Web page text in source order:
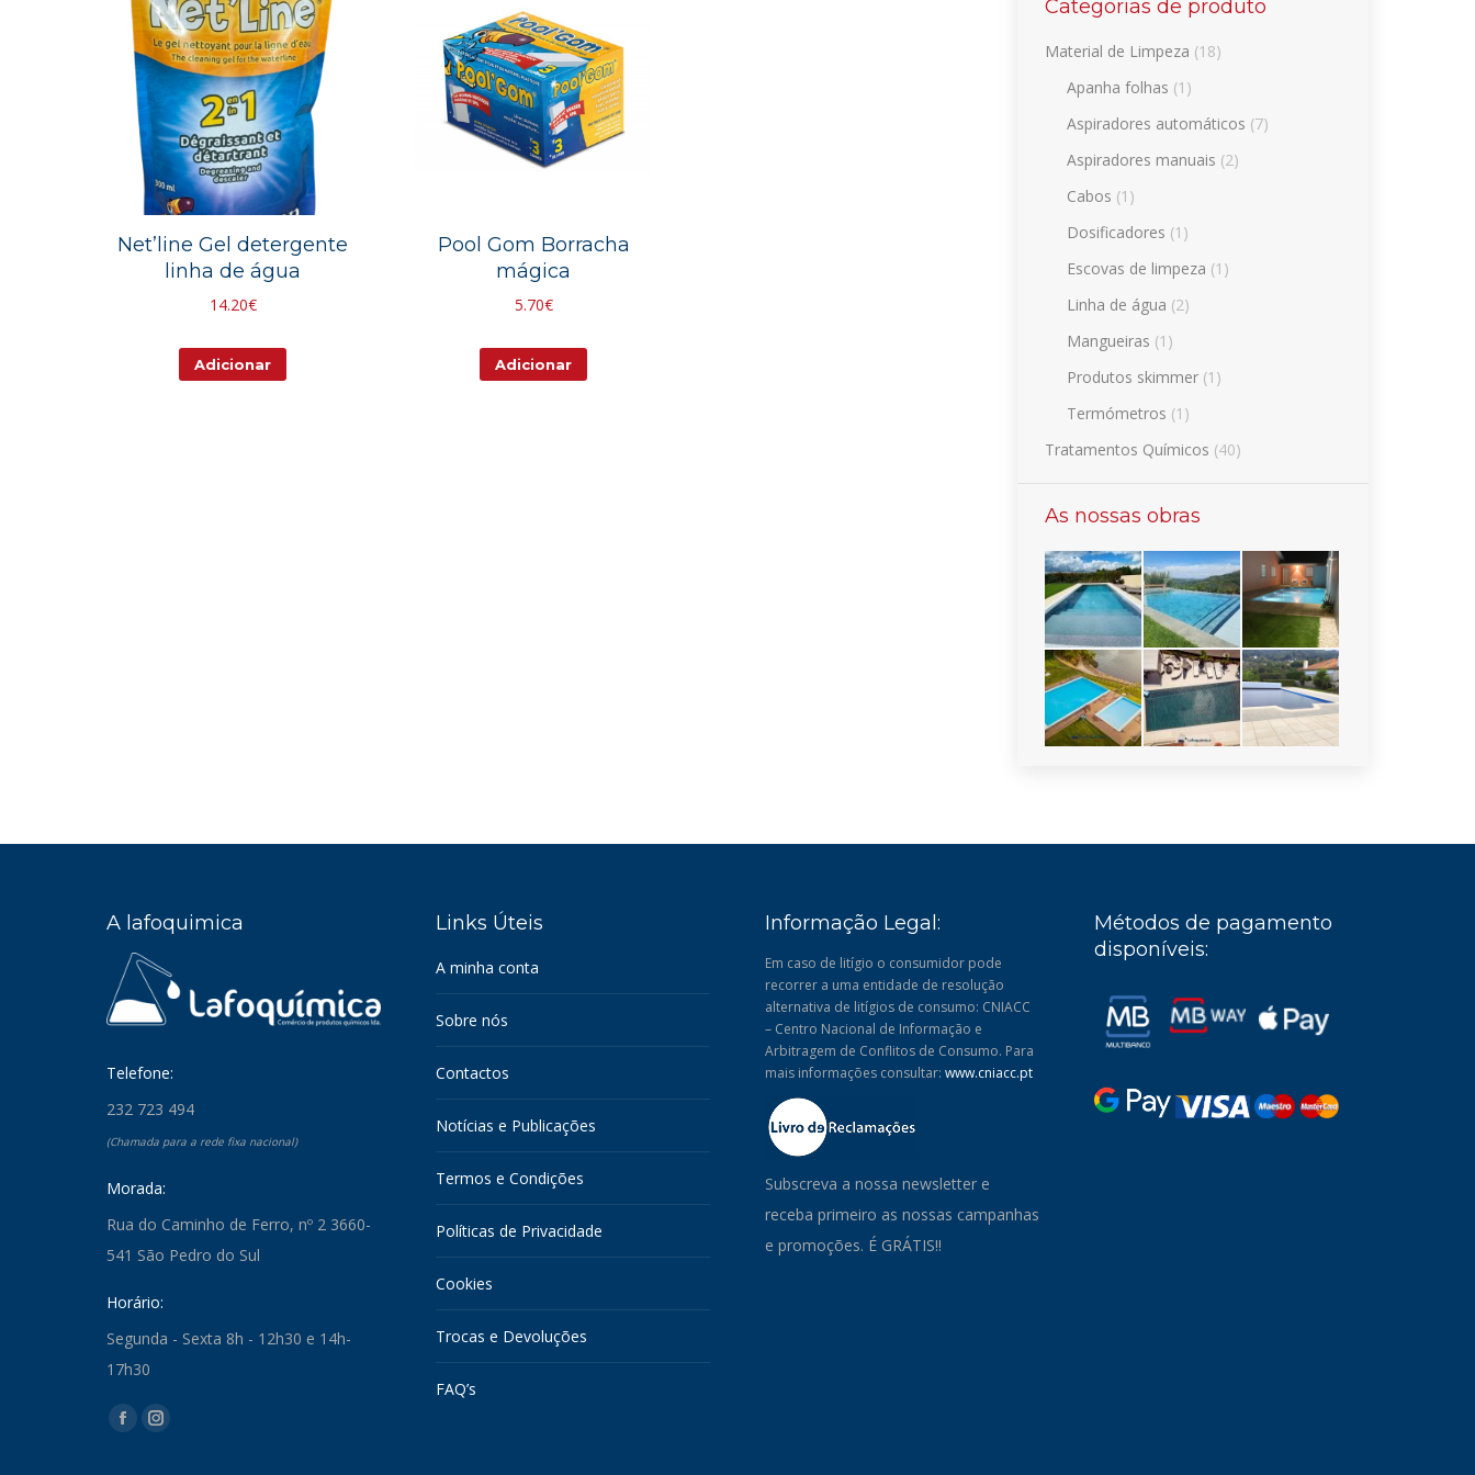
Net’line Gel detergente
linha de água
14.20€
Adicionar
Pool Gom Borracha
mágica
5.70€
Adicionar
Categorias de produto
Material de Limpeza (18)
Apanha folhas (1)
Aspiradores automáticos (7)
Aspiradores manuais (2)
Cabos (1)
Dosificadores (1)
Escovas de limpeza (1)
Linha de água (2)
Mangueiras (1)
Produtos skimmer (1)
Termómetros (1)
Tratamentos Químicos (40)
As nossas obras
A lafoquimica
Telefone:
232 723 494
(Chamada para a rede fixa nacional)
Morada:
Rua do Caminho de Ferro, nº 2 3660-
541 São Pedro do Sul
Horário:
Segunda - Sexta 8h - 12h30 e 14h-
17h30
Find us on:
FacebookInstagram
Links Úteis
A minha conta
Sobre nós
Contactos
Notícias e Publicações
Termos e Condições
Políticas de Privacidade
Cookies
Trocas e Devoluções
FAQ’s
Informação Legal:
Em caso de litígio o consumidor pode
recorrer a uma entidade de resolução
alternativa de litígios de consumo: CNIACC
– Centro Nacional de Informação e
Arbitragem de Conflitos de Consumo. Para
mais informações consultar: www.cniacc.pt
Subscreva a nossa newsletter e
receba primeiro as nossas campanhas
e promoções. É GRÁTIS!!
Métodos de pagamento
disponíveis: